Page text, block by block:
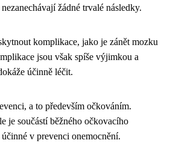
žádné trvalé následky.
komplikace, jako je zánět mozku
jsou však spíše výjimkou a
účinně léčit.
a to především očkováním.
je součástí běžného očkovacího
v prevenci onemocnění.